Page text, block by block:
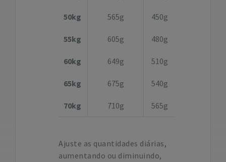
50kg 565g 450g
55kg 605g 480g
60kg 649g 510g
65kg 675g 540g
70kg 710g 565g
Ajuste as quantidades diárias,
aumentando ou diminuindo,